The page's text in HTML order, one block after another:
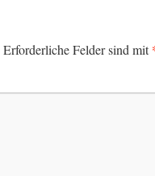
Erforderliche Felder sind mit